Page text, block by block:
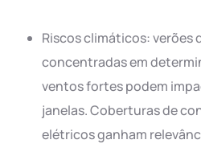
Riscos climáticos: verões
concentradas em
ventos fortes podem
janelas. Coberturas de
elétricos ganham